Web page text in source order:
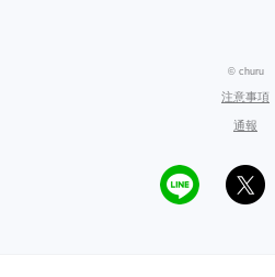
© churu
注意事項
通報